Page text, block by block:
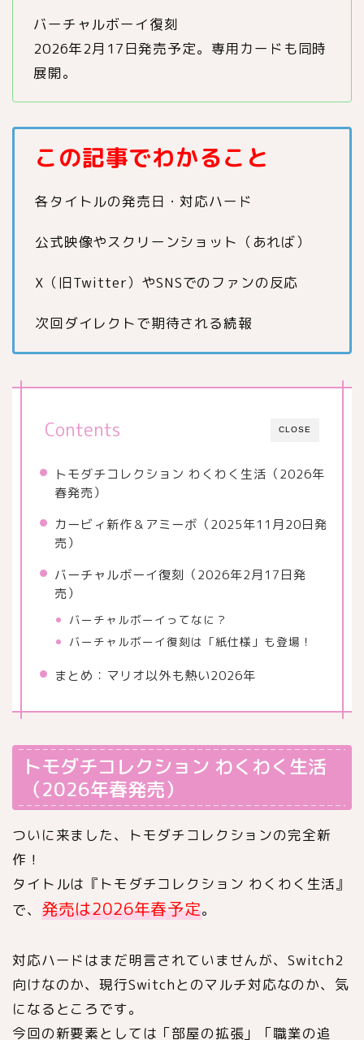
バーチャルボーイ復刻
2026年2月17日発売予定。専用カードも同時
展開。
この記事でわかること
各タイトルの発売日・対応ハード
公式映像やスクリーンショット（あれば）
X（旧Twitter）やSNSでのファンの反応
次回ダイレクトで期待される続報
CLOSE
Contents
トモダチコレクション わくわく生活（2026年
春発売）
カービィ新作＆アミーボ（2025年11月20日発
売）
バーチャルボーイ復刻（2026年2月17日発
売）
バーチャルボーイってなに？
バーチャルボーイ復刻は「紙仕様」も登場！
まとめ：マリオ以外も熱い2026年
トモダチコレクション わくわく生活
（2026年春発売）
ついに来ました、トモダチコレクションの完全新
作！
タイトルは『トモダチコレクション わくわく生活』
で、 発売は2026年春予定。
対応ハードはまだ明言されていませんが、Switch2
向けなのか、現行Switchとのマルチ対応なのか、気
になるところです。
今回の新要素としては「部屋の拡張」「職業の追